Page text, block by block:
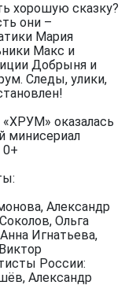
хорошую сказку?
они –
Мария
Макс и
Добрыня и
Следы, улики,
оказалась
минисериал
0+
Александр
Ольга
Игнатьева,
России:
Александр